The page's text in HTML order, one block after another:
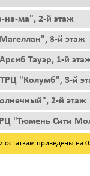
на-ма", 2-й этаж
3-й этаж
Тауэр, 1-й
"Колумб", 3-й
2-й этаж
"Тюмень Сити
приведены на